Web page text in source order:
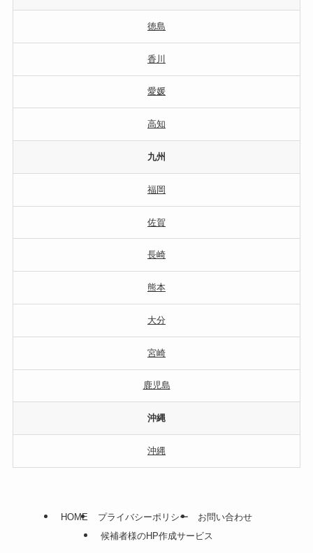
徳島
香川
愛媛
高知
九州
福岡
佐賀
長崎
熊本
大分
宮崎
鹿児島
沖縄
沖縄
HOME プライバシーポリシー
お問い合わせ
候補者様のHP作成サービス